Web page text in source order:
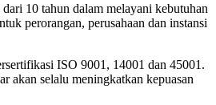
10 tahun dalam melayani kebutuhan
perorangan, perusahaan dan instansi
ISO 9001, 14001 dan 45001.
akan selalu meningkatkan kepuasan